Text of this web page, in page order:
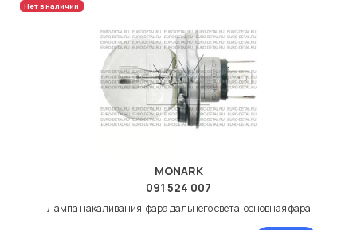
Нет в наличии
MONARK
091 524 007
Лампа накаливания, фара дальнего света, основная фара